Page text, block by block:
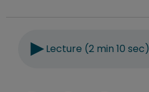
Lecture (2 min 10 sec)